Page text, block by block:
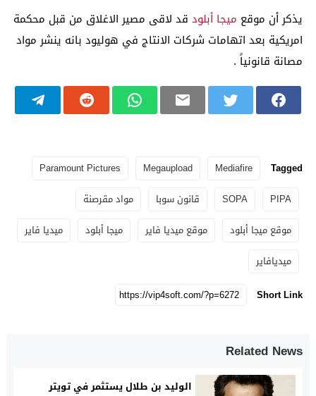
يذكر أن موقع ميجا أبلودقد لاقى مصير الاغلاق من قبل محكمة
امريكية بعد اتهامات شركات الانتاج في هوليود بانه ينشر مواد
مصانة قانونياً .
Tagged
Mediafire
Megaupload
Paramount Pictures
PIPA
SOPA قانون سوبا
مواد مقرصنة
موقع ميجا أبلود
موقع ميديا فاير ميجا أبلود
ميديا فاير
ميديافاير
Short Link
Related News
الوليد بن طلال يستثمر في تويتر